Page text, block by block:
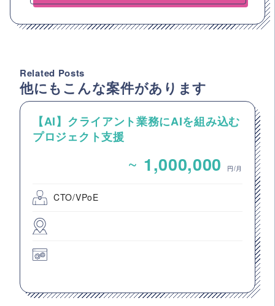
Related Posts
他にもこんな案件があります
【AI】クライアント業務にAIを組み込む
プロジェクト支援
~ 1,000,000 円/月
CTO/VPoE